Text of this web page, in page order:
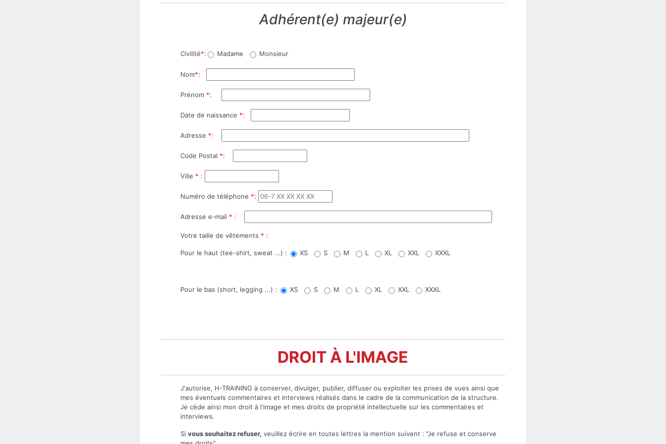
Adhérent(e) majeur(e)
Civilité*: Madame Monsieur
Nom*:
Prénom *:
Date de naissance *:
Adresse *:
Code Postal *:
Ville * :
Numéro de téléphone *:
Adresse e-mail * :
Votre taille de vêtements * :
Pour le haut (tee-shirt, sweat ...) : XS S M L XL XXL XXXL
Pour le bas (short, legging ...) : XS S M L XL XXL XXXL
DROIT À L'IMAGE
J'autorise, H-TRAINING à conserver, divulger, publier, diffuser ou exploiter les prises de vues ainsi que
mes éventuels commentaires et interviews réalisés dans le cadre de la communication de la structure.
Je cède ainsi mon droit à l'image et mes droits de propriété intellectuelle sur les commentaires et
interviews.
Si vous souhaitez refuser, veuillez écrire en toutes lettres la mention suivent : "Je refuse et conserve